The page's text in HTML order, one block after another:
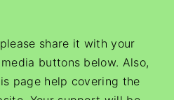
share it with your
buttons below. Also,
page help covering the